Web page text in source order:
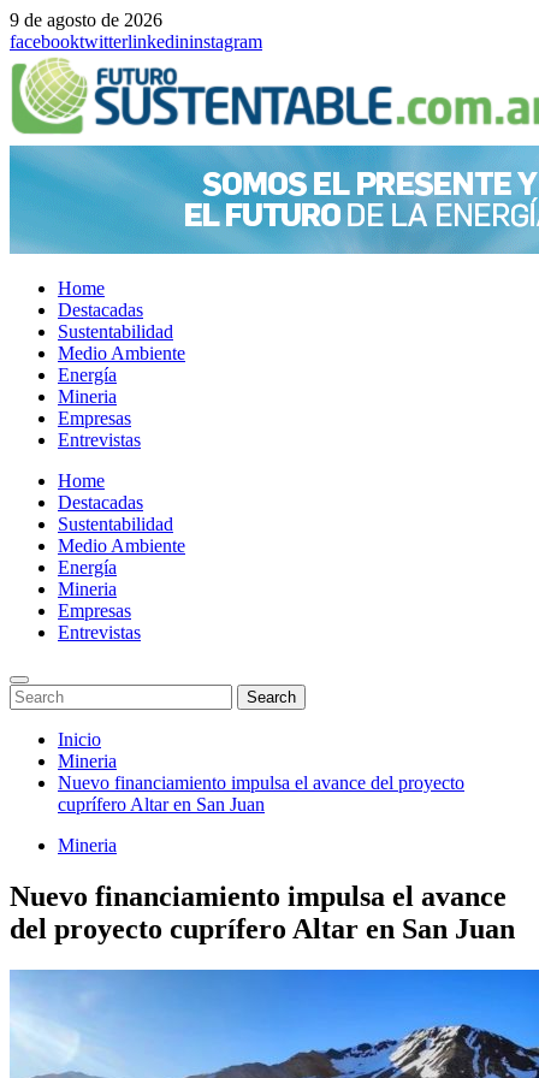
9 de agosto de 2026
facebooktwitterlinkedininstagram
Home
Destacadas
Sustentabilidad
Medio Ambiente
Energía
Mineria
Empresas
Entrevistas
Menu
Home
Destacadas
Sustentabilidad
Medio Ambiente
Energía
Mineria
Empresas
Entrevistas
Enter
Keyword
Search
for:
Search
Search
Saltar
contenido
Inicio
Mineria
Nuevo financiamiento impulsa el avance del proyecto
cuprífero Altar en San Juan
Mineria
Nuevo financiamiento impulsa el avance
del proyecto cuprífero Altar en San Juan